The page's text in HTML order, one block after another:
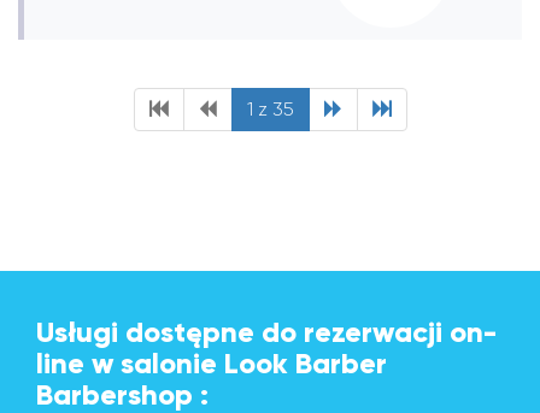
1 z 35
Usługi dostępne do rezerwacji on-
line w salonie Look Barber
Barbershop :